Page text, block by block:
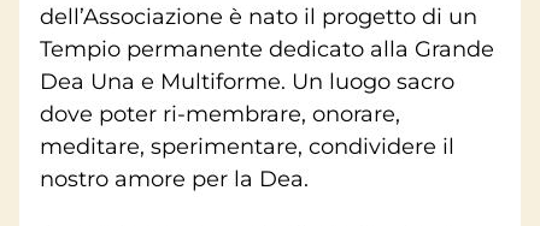
dell’Associazione è nato il progetto di un
Tempio permanente dedicato alla Grande
Dea Una e Multiforme. Un luogo sacro
dove poter ri-membrare, onorare,
meditare, sperimentare, condividere il
nostro amore per la Dea.